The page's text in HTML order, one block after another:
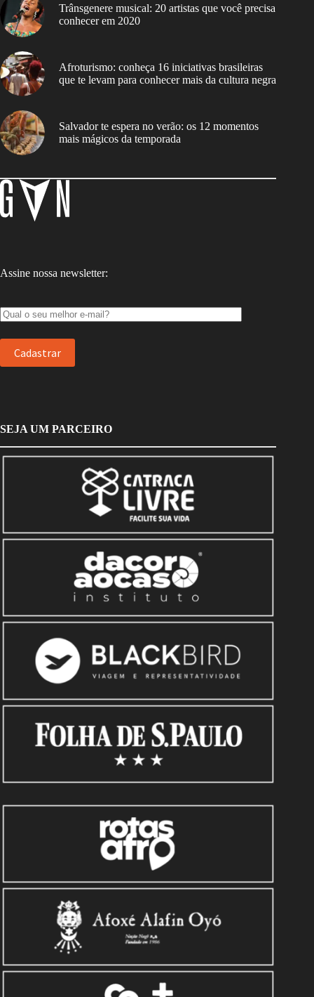
Trânsgenere musical: 20 artistas que você precisa
conhecer em 2020
Afroturismo: conheça 16 iniciativas brasileiras
que te levam para conhecer mais da cultura negra
Salvador te espera no verão: os 12 momentos
mais mágicos da temporada
Assine nossa newsletter:
SEJA UM PARCEIRO